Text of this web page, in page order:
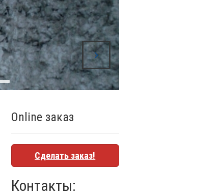
Online заказ
Сделать заказ!
Контакты: